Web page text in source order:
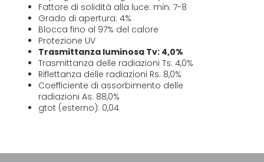
Fattore di solidità alla luce: min. 7-8
Grado di apertura: 4%
Blocca fino al 97% del calore
Protezione UV
Trasmittanza luminosa Tv: 4,0%
Trasmittanza delle radiazioni Ts: 4,0%
Riflettanza delle radiazioni Rs: 8,0%
Coefficiente di assorbimento delle
radiazioni As: 88,0%
gtot (esterno): 0,04